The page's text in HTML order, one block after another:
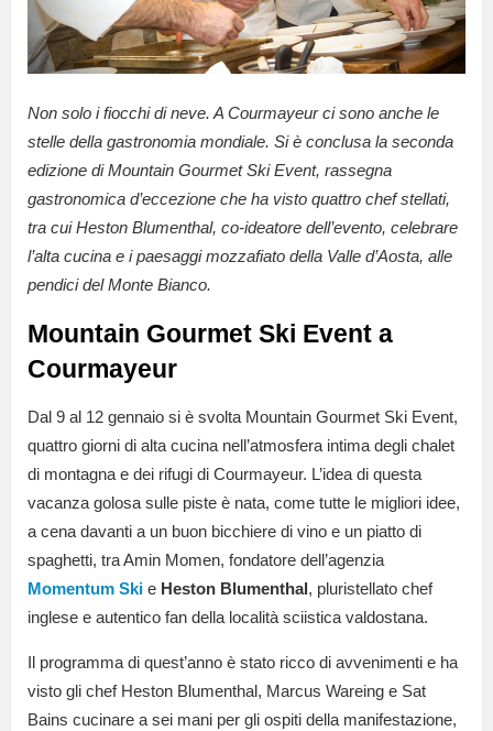
Non solo i fiocchi di neve. A Courmayeur ci sono anche le
stelle della gastronomia mondiale. Si è conclusa la seconda
edizione di Mountain Gourmet Ski Event, rassegna
gastronomica d’eccezione che ha visto quattro chef stellati,
tra cui Heston Blumenthal, co-ideatore dell’evento, celebrare
l’alta cucina e i paesaggi mozzafiato della Valle d’Aosta, alle
pendici del Monte Bianco.
Mountain Gourmet Ski Event a
Courmayeur
Dal 9 al 12 gennaio si è svolta Mountain Gourmet Ski Event,
quattro giorni di alta cucina nell’atmosfera intima degli chalet
di montagna e dei rifugi di Courmayeur. L’idea di questa
vacanza golosa sulle piste è nata, come tutte le migliori idee,
a cena davanti a un buon bicchiere di vino e un piatto di
spaghetti, tra Amin Momen, fondatore dell’agenzia
Momentum Ski e Heston Blumenthal, pluristellato chef
inglese e autentico fan della località sciistica valdostana.
Il programma di quest’anno è stato ricco di avvenimenti e ha
visto gli chef Heston Blumenthal, Marcus Wareing e Sat
Bains cucinare a sei mani per gli ospiti della manifestazione,